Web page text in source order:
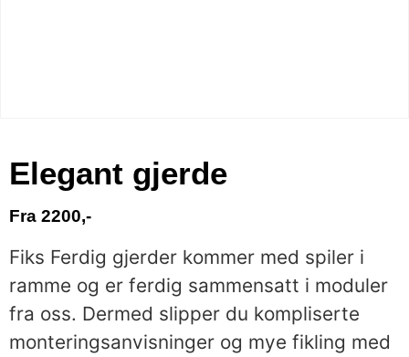
Elegant gjerde
Fra 2200,-
Fiks Ferdig gjerder kommer med spiler i
ramme og er ferdig sammensatt i moduler
fra oss. Dermed slipper du kompliserte
monteringsanvisninger og mye fikling med